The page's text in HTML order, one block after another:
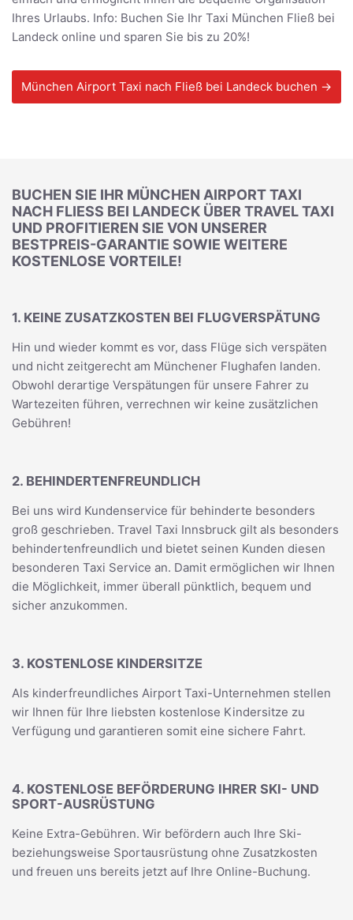
Ihres Urlaubs. Info: Buchen Sie Ihr Taxi München Fließ bei
Landeck online und sparen Sie bis zu 20%!
München Airport Taxi nach Fließ bei Landeck buchen →
BUCHEN SIE IHR MÜNCHEN AIRPORT TAXI
NACH FLIESS BEI LANDECK ÜBER TRAVEL TAXI U
ND PROFITIEREN SIE VON UNSERER B
ESTPREIS-GARANTIE SOWIE WEITERE K
OSTENLOSE VORTEILE!
1. KEINE ZUSATZKOSTEN BEI FLUGVERSPÄTUNG
Hin und wieder kommt es vor, dass Flüge sich verspäten
und nicht zeitgerecht am Münchener Flughafen landen.
Obwohl derartige Verspätungen für unsere Fahrer zu
Wartezeiten führen, verrechnen wir keine zusätzlichen
Gebühren!
2. BEHINDERTENFREUNDLICH
Bei uns wird Kundenservice für behinderte besonders
groß geschrieben. Travel Taxi Innsbruck gilt als besonders
behindertenfreundlich und bietet seinen Kunden diesen
besonderen Taxi Service an. Damit ermöglichen wir Ihnen
die Möglichkeit, immer überall pünktlich, bequem und
sicher anzukommen.
3. KOSTENLOSE KINDERSITZE
Als kinderfreundliches Airport Taxi-Unternehmen stellen
wir Ihnen für Ihre liebsten kostenlose Kindersitze zu
Verfügung und garantieren somit eine sichere Fahrt.
4. KOSTENLOSE BEFÖRDERUNG IHRER SKI- UND
SPORT-AUSRÜSTUNG
Keine Extra-Gebühren. Wir befördern auch Ihre Ski-
beziehungsweise Sportausrüstung ohne Zusatzkosten
und freuen uns bereits jetzt auf Ihre Online-Buchung.